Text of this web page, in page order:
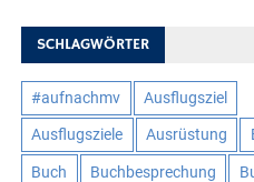
SCHLAGWÖRTER
#aufnachmv Ausflugsziel
Ausflugsziele Ausrüstung
Buch Buchbesprechung